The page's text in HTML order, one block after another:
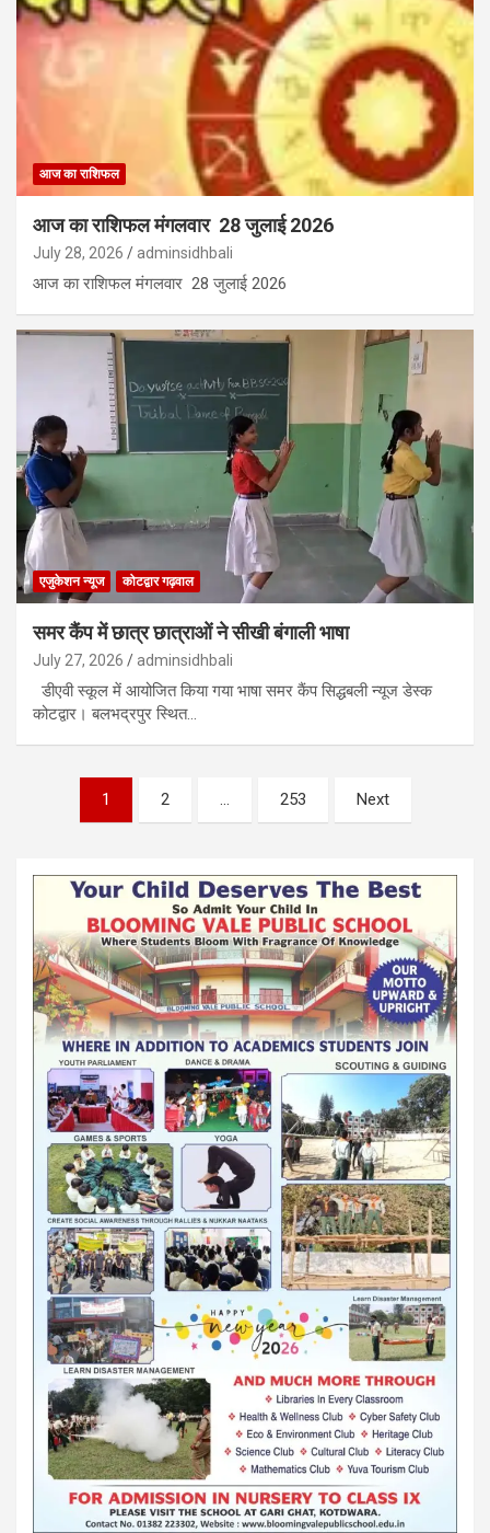
आज का राशिफल
आज का राशिफल मंगलवार 28 जुलाई 2026
July 28, 2026 adminsidhbali
आज का राशिफल मंगलवार 28 जुलाई 2026
एजुकेशन न्‍यूज कोटद्वार गढ़वाल
समर कैंप में छात्र छात्राओं ने सीखी बंगाली भाषा
July 27, 2026 adminsidhbali
डीएवी स्कूल में आयोजित किया गया भाषा समर कैंप सिद्धबली न्यूज डेस्क
कोटद्वार। बलभद्रपुर स्थित…
pagination
1 2 … 253 Next